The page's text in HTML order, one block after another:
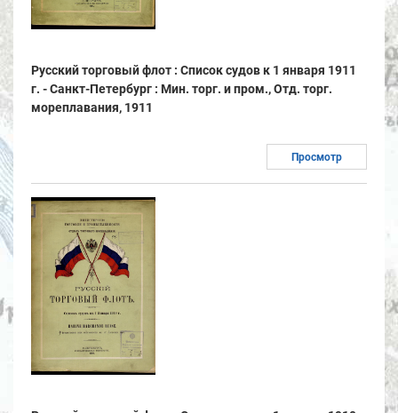
Русский торговый флот : Список судов к 1 января 1911
г. - Санкт-Петербург : Мин. торг. и пром., Отд. торг.
мореплавания, 1911
Просмотр